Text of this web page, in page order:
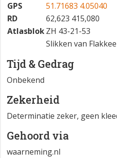
GPS
51.71683 4.05040
RD
62,623 415,080
AtlasblokZH 43-21-53
Slikken van Flakkee
Tijd & Gedrag
Onbekend
Zekerheid
Determinatie zeker, geen
Gehoord via
waarneming.nl